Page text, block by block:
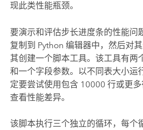
现此类性能瓶颈。
要演示和评估步长进度条的性能问
复制到 Python 编辑器中，然后对
其创建一个脚本工具。该工具有两
和一个字段参数。以不同表大小运
定要尝试使用包含 10000 行或更
查看性能差异。
该脚本执行三个独立的循环，每个